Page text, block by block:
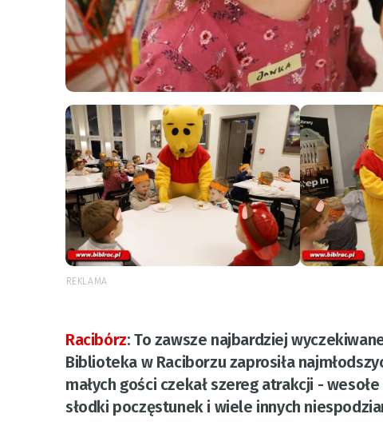
REKLAMA
Racibórz:To zawsze najbardziej
Biblioteka w Raciborzu zaprosiła
małych gości czekał szereg atrakcji -
słodki poczęstunek i wiele innych